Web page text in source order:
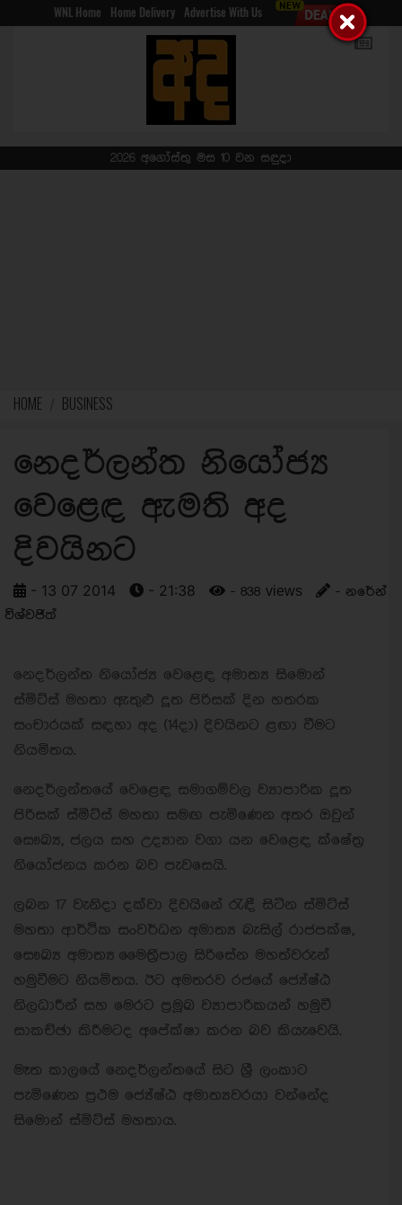
WNL Home Home Delivery Advertise With Us
2026 අගෝස්තු මස 10 වන සඳුදා
HOME BUSINESS
නෙදර්ලන්ත නියෝජ්‍ය
වෙළෙඳ ඇමති අද
දිවයිනට
- 13 07 2014 - 21:38 - 838 views
- නරේන්
විශ්වජිත්
නෙදර්ලන්ත නියෝජ්‍ය වෙළෙඳ අමාත්‍ය සිමොන්
ස්මිට්ස් මහතා ඇතුළු දූත පිරිසක් දින හතරක
සංචාරයක් සඳහා අද (14දා) දිවයිනට ළඟා වීමට
නියමිතය.
නෙදර්ලන්තයේ වෙළෙඳ සමාගම්වල ව්‍යාපාරික දූත
පිරිසක් ස්මිට්ස් මහතා සමඟ පැමිණෙන අතර ඔවුන්
සෞඛ්‍ය, ජලය සහ උද්‍යාන වගා යන වෙළෙඳ ක්ෂේත්‍ර
නියෝජනය කරන බව පැවසෙයි.
ලබන 17 වැනිදා දක්වා දිවයිනේ රැඳී සිටින ස්මිට්ස්
මහතා ආර්ථික සංවර්ධන අමාත්‍ය බැසිල් රාජපක්ෂ,
සෞඛ්‍ය අමාත්‍ය මෛත්‍රීපාල සිරිසේන මහත්වරුන්
හමුවීමට නියමිතය. ඊට අමතරව රජයේ ජ්‍යේෂ්ඨ
නිලධාරීන් සහ මෙරට ප්‍රමූඛ ව්‍යාපාරිකයන් හමුවී
සාකච්ඡා කිරීමටද අපේක්ෂා කරන බව කියැවෙයි.
මෑත කාලයේ නෙදර්ලන්තයේ සිට ශ්‍රී ලංකාට
පැමිණෙන ප්‍රථම ජ්‍යේෂ්ඨ අමාත්‍යවරයා වන්නේද
සිමොන් ස්මිට්ස් මහතාය.